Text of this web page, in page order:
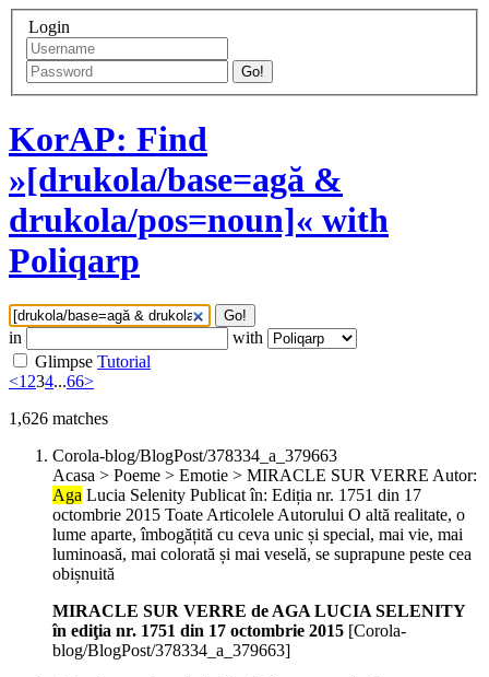
Login
Go!
KorAP: Find
»[drukola/base=agă &
drukola/pos=noun]« with
Poliqarp
Go!
in
with
Glimpse Tutorial
<1234...66>
1,626 matches
Corola-blog/BlogPost/378334_a_379663
Acasa > Poeme > Emotie > MIRACLE SUR VERRE Autor:
Aga Lucia Selenity Publicat în: Ediția nr. 1751 din 17
octombrie 2015 Toate Articolele Autorului O altă realitate, o
lume aparte, îmbogățită cu ceva unic și special, mai vie, mai
luminoasă, mai colorată și mai veselă, se suprapune peste cea
obișnuită
MIRACLE SUR VERRE de AGA LUCIA SELENITY
în ediţia nr. 1751 din 17 octombrie 2015 [Corola-
blog/BlogPost/378334_a_379663]